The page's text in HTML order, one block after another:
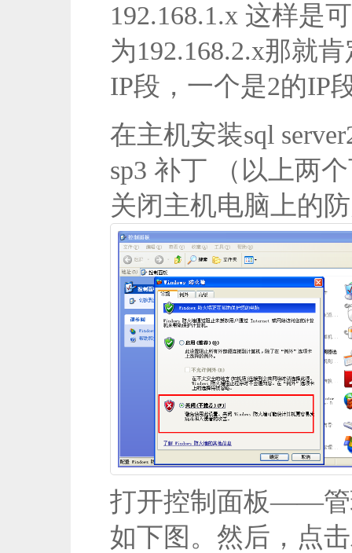
192.168.1.x 这样是
为192.168.2.x那就
IP段，一个是2的IP
在主机安装sql
sp3 补丁 （以上两
关闭主机电脑上的
打开控制面板——
如下图。然后，点